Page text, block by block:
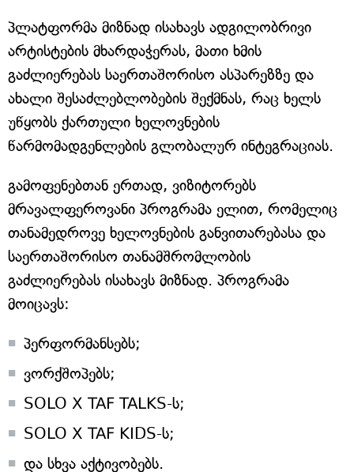
პლატფორმა მიზნად ისახავს ადგილობრივი
არტისტების მხარდაჭერას, მათი ხმის
გაძლიერებას საერთაშორისო ასპარეზზე და
ახალი შესაძლებლობების შექმნას, რაც ხელს
უწყობს ქართული ხელოვნების
წარმომადგენლების გლობალურ ინტეგრაციას.
გამოფენებთან ერთად, ვიზიტორებს
მრავალფეროვანი პროგრამა ელით, რომელიც
თანამედროვე ხელოვნების განვითარებასა და
საერთაშორისო თანამშრომლობის
გაძლიერებას ისახავს მიზნად. პროგრამა
მოიცავს:
პერფორმანსებს;
ვორქშოპებს;
SOLO X TAF TALKS-ს;
SOLO X TAF KIDS-ს;
და სხვა აქტივობებს.